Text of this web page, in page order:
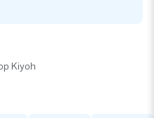
Kiyoh